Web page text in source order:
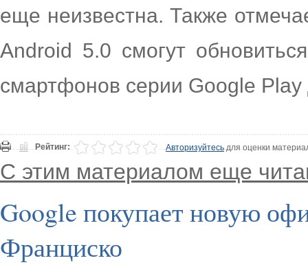
еще неизвестна. Также
Android 5.0 смогут
смартфонов серии Google Play
Рейтинг: Авторизуйтесьдля оценки
С этим материалом еще
Google покупает новую
Франциско